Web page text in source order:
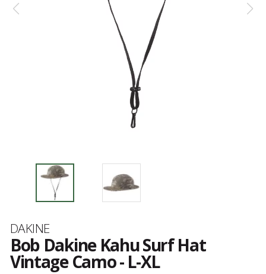
Marque
DAKINE
Bob Dakine Kahu Surf Hat
Vintage Camo - L-XL